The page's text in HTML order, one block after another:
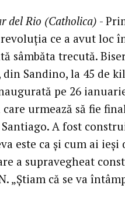
del Rio (Catholica) -
ce a avut loc
sâmbăta trecută.
Sandino, la 45 de
pe 26
urmează să fie
A fost
este ca și cum ai
a supravegheat
„Știam că se va